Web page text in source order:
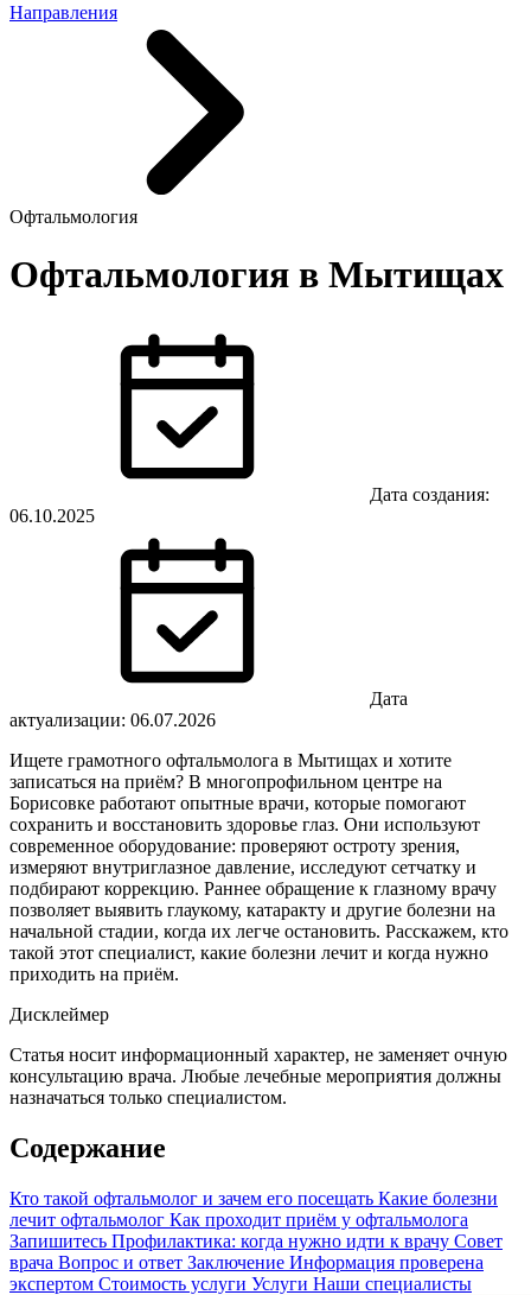
Направления
Офтальмология
Офтальмология в Мытищах
Дата создания:
06.10.2025
Дата
актуализации: 06.07.2026
Ищете грамотного офтальмолога в Мытищах и хотите
записаться на приём? В многопрофильном центре на
Борисовке работают опытные врачи, которые помогают
сохранить и восстановить здоровье глаз. Они используют
современное оборудование: проверяют остроту зрения,
измеряют внутриглазное давление, исследуют сетчатку и
подбирают коррекцию. Раннее обращение к глазному врачу
позволяет выявить глаукому, катаракту и другие болезни на
начальной стадии, когда их легче остановить. Расскажем, кто
такой этот специалист, какие болезни лечит и когда нужно
приходить на приём.
Дисклеймер
Статья носит информационный характер, не заменяет очную
консультацию врача. Любые лечебные мероприятия должны
назначаться только специалистом.
Содержание
Кто такой офтальмолог и зачем его посещать Какие болезни
лечит офтальмолог Как проходит приём у офтальмолога
Запишитесь Профилактика: когда нужно идти к врачу Совет
врача Вопрос и ответ Заключение Информация проверена
экспертом Стоимость услуги Услуги Наши специалисты